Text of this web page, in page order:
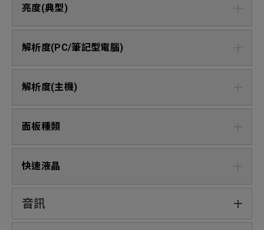
亮度(典型)
解析度(PC/筆記型電腦)
解析度(主機)
面板種類
快速液晶
音訊